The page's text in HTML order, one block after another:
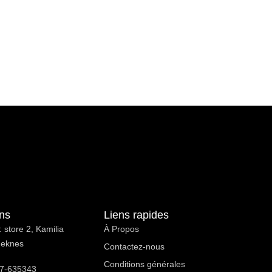
store 2, Kamilia
635343
Liens rapides
À Propos ​
Contactez-nous
Conditions générales